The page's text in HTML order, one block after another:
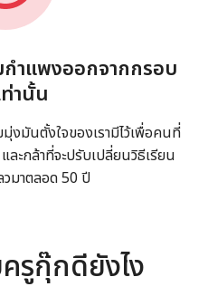
กำแพงออกจากกรอบ
านั้น
งมันตั้งใจของเรามีไว้เพื่อคนที่
ละกล้าที่จะปรับเปลี่ยนวิธีเรียน
วมาตลอด 50 ปี
รูกุ๊กดียังไง